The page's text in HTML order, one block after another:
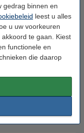
gedrag binnen en
leest u alles
u uw voorkeuren
te gaan. Kiest
functionele en
die daarop
huismerk | 100
stuks
| 15 zakken